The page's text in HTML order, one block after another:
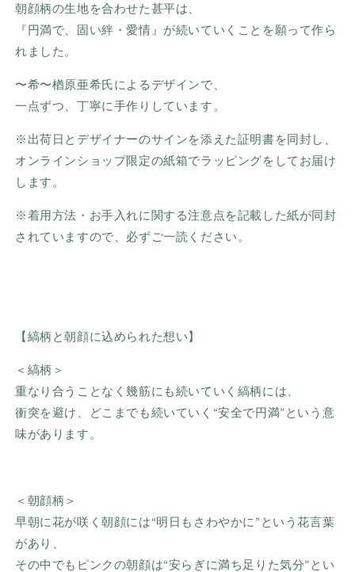
朝顔柄の生地を合わせた甚平は、
『円満で、固い絆・愛情』が続いていくことを願って作ら
れました。
〜希〜楢原亜希氏によるデザインで、
一点ずつ、丁寧に手作りしています。
※出荷日とデザイナーのサインを添えた証明書を同封し、
オンラインショップ限定の紙箱でラッピングをしてお届け
します。
※着用方法・お手入れに関する注意点を記載した紙が同封
されていますので、必ずご一読ください。
【縞柄と朝顔に込められた想い】
＜縞柄＞
重なり合うことなく幾筋にも続いていく縞柄には、
衝突を避け、どこまでも続いていく“安全で円満”という意
味があります。
＜朝顔柄＞
早朝に花が咲く朝顔には“明日もさわやかに”という花言葉
があり、
その中でもピンクの朝顔は“安らぎに満ち足りた気分”とい